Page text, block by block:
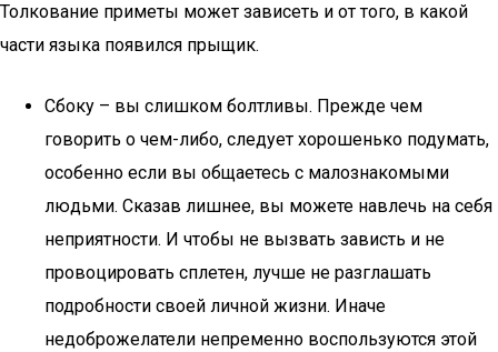
Толкование приметы может зависеть и от того, в какой
части языка появился прыщик.
Сбоку – вы слишком болтливы. Прежде чем
говорить о чем-либо, следует хорошенько подумать,
особенно если вы общаетесь с малознакомыми
людьми. Сказав лишнее, вы можете навлечь на себя
неприятности. И чтобы не вызвать зависть и не
провоцировать сплетен, лучше не разглашать
подробности своей личной жизни. Иначе
недоброжелатели непременно воспользуются этой